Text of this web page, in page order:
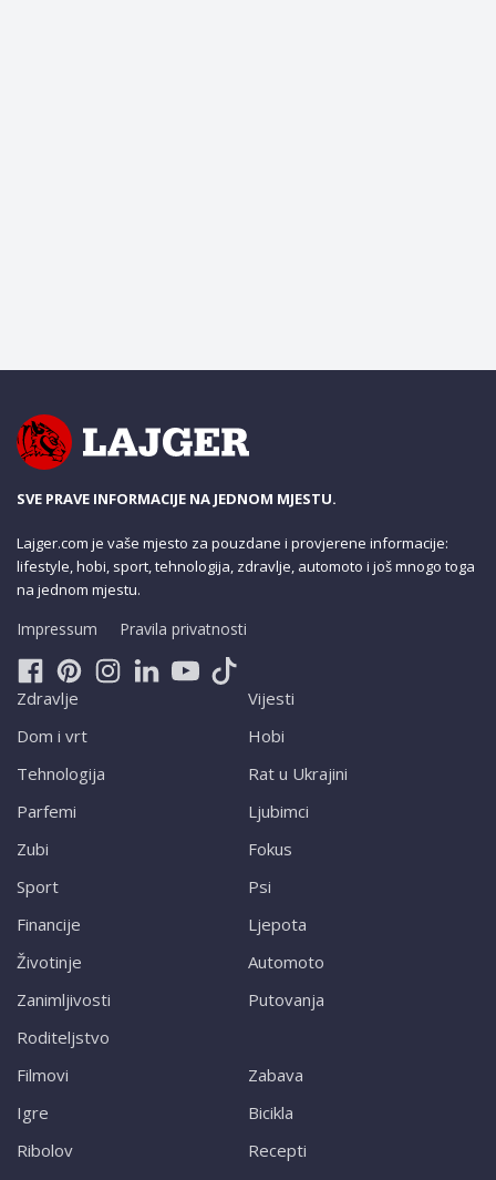
SVE PRAVE INFORMACIJE NA JEDNOM MJESTU.
Lajger.com je vaše mjesto za pouzdane i provjerene informacije:
lifestyle, hobi, sport, tehnologija, zdravlje, automoto i još mnogo toga
na jednom mjestu.
Impressum Pravila privatnosti
Zdravlje
Dom i vrt
Tehnologija
Parfemi
Zubi
Sport
Financije
Životinje
Zanimljivosti
Roditeljstvo
Vijesti
Hobi
Rat u Ukrajini
Ljubimci
Fokus
Psi
Ljepota
Automoto
Putovanja
Filmovi
Igre
Ribolov
Zabava
Bicikla
Recepti